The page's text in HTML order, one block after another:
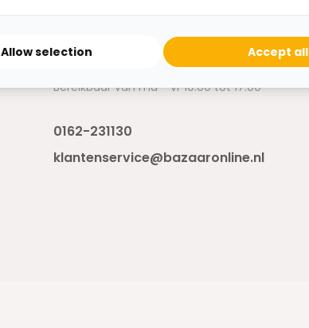
Heb je een vraag?
Binnen 24 uur antwoord op je vraag!
Bereikbaar van ma - vr 10:00 tot 17:00
0162-231130
klantenservice@bazaaronline.nl
Allow selection Accept all